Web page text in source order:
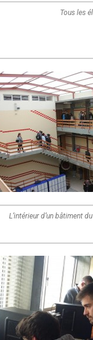
Tous les
L’intérieur d’un bâtiment